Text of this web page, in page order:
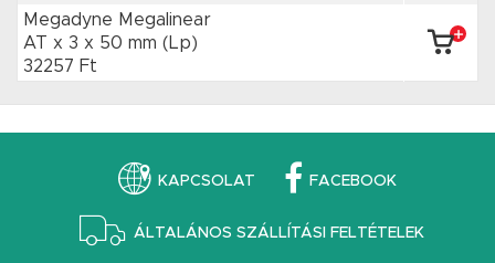
Megadyne Megalinear
AT x 3 x 50 mm (Lp)
32257 Ft
KAPCSOLAT FACEBOOK
ÁLTALÁNOS SZÁLLÍTÁSI FELTÉTELEK